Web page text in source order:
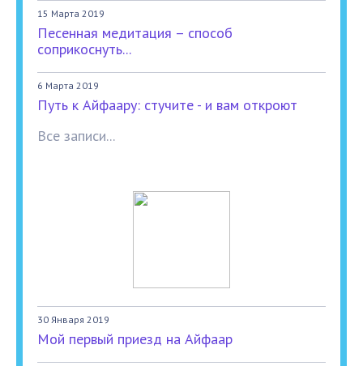
15 Марта 2019
Песенная медитация – способ
соприкоснуть...
6 Марта 2019
Путь к Айфаару: стучите - и вам откроют
Все записи...
30 Января 2019
Мой первый приезд на Айфаар